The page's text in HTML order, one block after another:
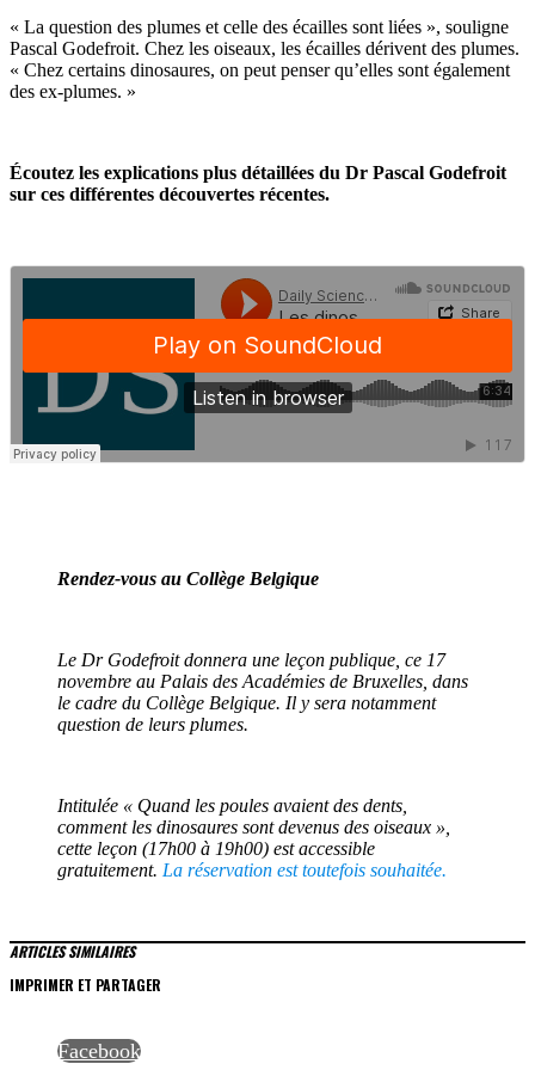
« La question des plumes et celle des écailles sont liées », souligne
Pascal Godefroit. Chez les oiseaux, les écailles dérivent des plumes.
« Chez certains dinosaures, on peut penser qu’elles sont également
des ex-plumes. »
Écoutez les explications plus détaillées du Dr Pascal Godefroit
sur ces différentes découvertes récentes.
Rendez-vous au Collège Belgique
Le Dr Godefroit donnera une leçon publique, ce 17
novembre au Palais des Académies de Bruxelles, dans
le cadre du Collège Belgique. Il y sera notamment
question de leurs plumes.
Intitulée « Quand les poules avaient des dents,
comment les dinosaures sont devenus des oiseaux »,
cette leçon (17h00 à 19h00) est accessible
gratuitement. La réservation est toutefois souhaitée.
ARTICLES SIMILAIRES
IMPRIMER ET PARTAGER
Facebook